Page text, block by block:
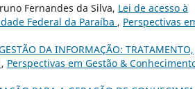
Fernandes da Silva, Lei de acesso à
Federal da Paraíba , Perspectivas
DA INFORMAÇÃO: TRATAMENTO,
, Perspectivas em Gestão &